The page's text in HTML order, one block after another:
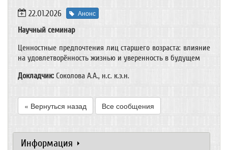
22.01.2026 Анонс
Научный семинар
Ценностные предпочтения лиц старшего возраста: влияние
на удовлетворённость жизнью и уверенность в будущем
Докладчик: Соколова А.А., н.с. к.э.н.
« Вернуться назад Все сообщения
Информация